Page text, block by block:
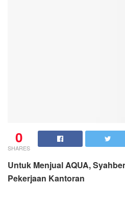
0
SHARES
Untuk Menjual AQUA,
Pekerjaan Kantoran